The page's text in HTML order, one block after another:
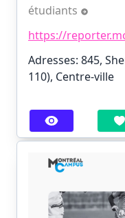
étudiants
https://
Adresses: 845,
110), Centre-ville